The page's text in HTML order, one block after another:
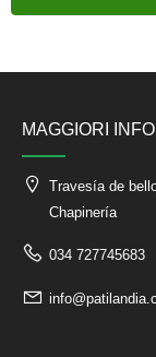
MAGGIORI
Travesía de
Chapinería
034 727745683